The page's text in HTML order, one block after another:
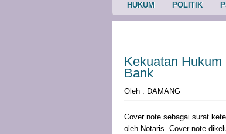
HUKUM POLITIK
Kekuatan
Bank
Oleh : DAMANG
Cover note sebagai surat
oleh Notaris. Cover note